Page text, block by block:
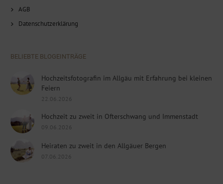
AGB
Datenschutzerklärung
BELIEBTE BLOGEINTRÄGE
Hochzeitsfotografin im Allgäu mit Erfahrung bei kleinen
Feiern
22.06.2026
Hochzeit zu zweit in Ofterschwang und Immenstadt
09.06.2026
Heiraten zu zweit in den Allgäuer Bergen
07.06.2026